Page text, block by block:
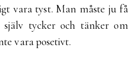
vara tyst. Man måste ju få
tycker och tänker om
vara posetivt.